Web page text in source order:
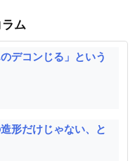
ラム
のデコンじる」という
形だけじゃない、と